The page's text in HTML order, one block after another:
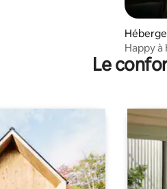
Happy à
Le